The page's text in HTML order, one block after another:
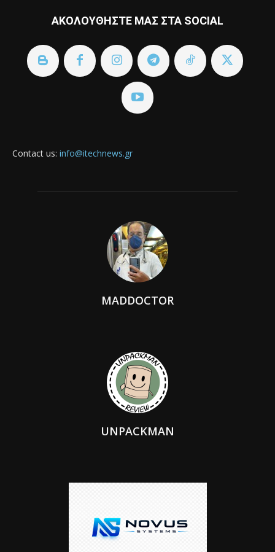
ΑΚΟΛΟΥΘΗΣΤΕ ΜΑΣ ΣΤΑ SOCIAL
Contact us: info@itechnews.gr
MADDOCTOR
UNPACKMAN